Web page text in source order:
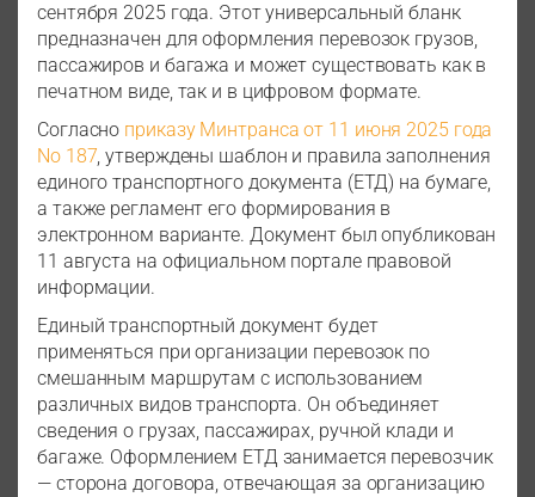
сентября 2025 года. Этот универсальный бланк
предназначен для оформления перевозок грузов,
пассажиров и багажа и может существовать как в
печатном виде, так и в цифровом формате.
Согласно приказу Минтранса от 11 июня 2025 года
No 187, утверждены шаблон и правила заполнения
единого транспортного документа (ЕТД) на бумаге,
а также регламент его формирования в
электронном варианте. Документ был опубликован
11 августа на официальном портале правовой
информации.
Единый транспортный документ будет
применяться при организации перевозок по
смешанным маршрутам с использованием
различных видов транспорта. Он объединяет
сведения о грузах, пассажирах, ручной клади и
багаже. Оформлением ЕТД занимается перевозчик
— сторона договора, отвечающая за организацию